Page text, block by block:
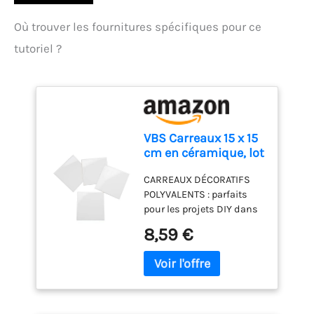
Où trouver les fournitures spécifiques pour ce
tutoriel ?
VBS Carreaux 15 x 15
cm en céramique, lot
CARREAUX DÉCORATIFS
POLYVALENTS : parfaits
pour les projets DIY dans
les ateliers de loisirs
créatifs. IDÉAL POUR LES
CRÉATIONS ORIGINALES :
8,59 €